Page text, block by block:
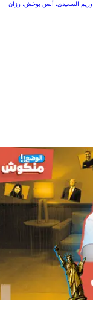
السعيدي، أنس بوخش، رزان